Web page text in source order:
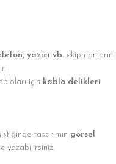
yazıcı vb. ekipmanların
için kablo delikleri
tasarımın görsel
yazabilirsiniz.